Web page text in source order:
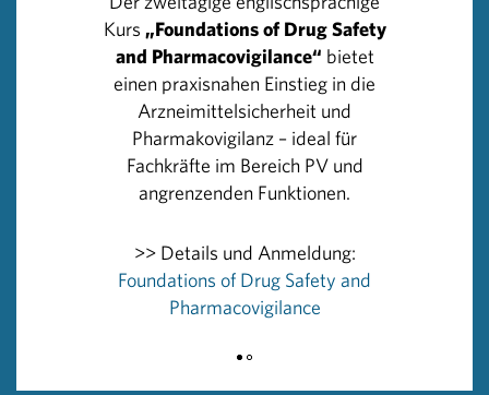
Gesundheitsziele – Gemeinsame Gesundheitsziele aus
dem Rahmen-Pharmavertrag gegründet. Seither wurden
bereits 63 Projekte mit insgesamt ca. 8 Mio. Euro
unterstützt. Das Gremium ist paritätisch besetzt und
vergibt in den folgenden zwei Jahren 2017 bis 2018
insgesamt weitere 4 Mio. Euro für Projekte, die der
Kindergesundheit und Prävention gewidmet sind. Die
Pharmavertrag 2016-2018, der die Leistung eines
Solidarbeitrages der Pharmawirtschaft an die
Krankenkassen im Ausmaß von bis zu 285 Mio. Euro
inkl. des Beitrages für Gemeinsame Gesundheitsziele in
Höhe von 6,4 Mio. Euro bis Ende 2018 vorsieht.
Kurs „Foundations of Drug Safety
and Pharmacovigilance“ bietet
einen praxisnahen Einstieg in die
Arzneimittelsicherheit und
Pharmakovigilanz – ideal für
Fachkräfte im Bereich PV und
angrenzenden Funktionen.
>> Details und Anmeldung:
Foundations of Drug Safety and
Pharmacovigilance